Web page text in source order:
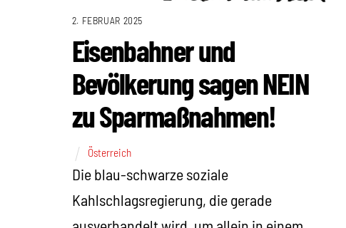
2. FEBRUAR 2025
Eisenbahner und
Bevölkerung sagen NEIN
zu Sparmaßnahmen!
Österreich
Die blau-schwarze soziale
Kahlschlagsregierung, die gerade